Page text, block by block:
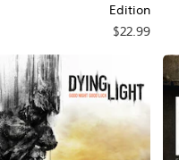
Edition
$22.99